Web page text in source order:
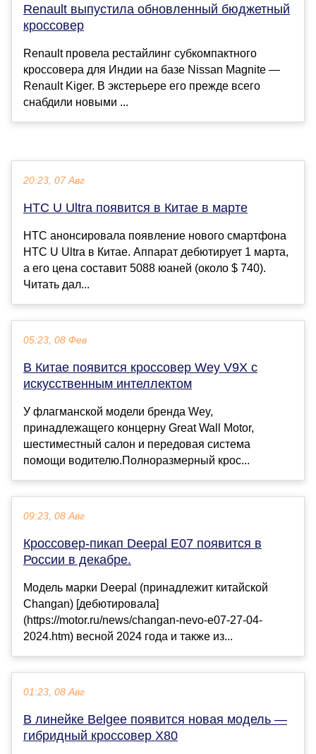
Renault выпустила обновленный бюджетный
кроссовер
Renault провела рестайлинг субкомпактного
кроссовера для Индии на базе Nissan Magnite —
Renault Kiger. В экстерьере его прежде всего
снабдили новыми ...
20:23, 07 Авг
HTC U Ultra появится в Китае в марте
HTC анонсировала появление нового смартфона
HTC U Ultra в Китае. Аппарат дебютирует 1 марта,
а его цена составит 5088 юаней (около $ 740).
Читать дал...
05:23, 08 Фев
В Китае появится кроссовер Wey V9X с
искусственным интеллектом
У флагманской модели бренда Wey,
принадлежащего концерну Great Wall Motor,
шестиместный салон и передовая система
помощи водителю.Полноразмерный крос...
09:23, 08 Авг
Кроссовер-пикап Deepal E07 появится в
России в декабре.
Модель марки Deepal (принадлежит китайской
Changan) [дебютировала]
(https://motor.ru/news/changan-nevo-e07-27-04-
2024.htm) весной 2024 года и также из...
01:23, 08 Авг
В линейке Belgee появится новая модель —
гибридный кроссовер X80